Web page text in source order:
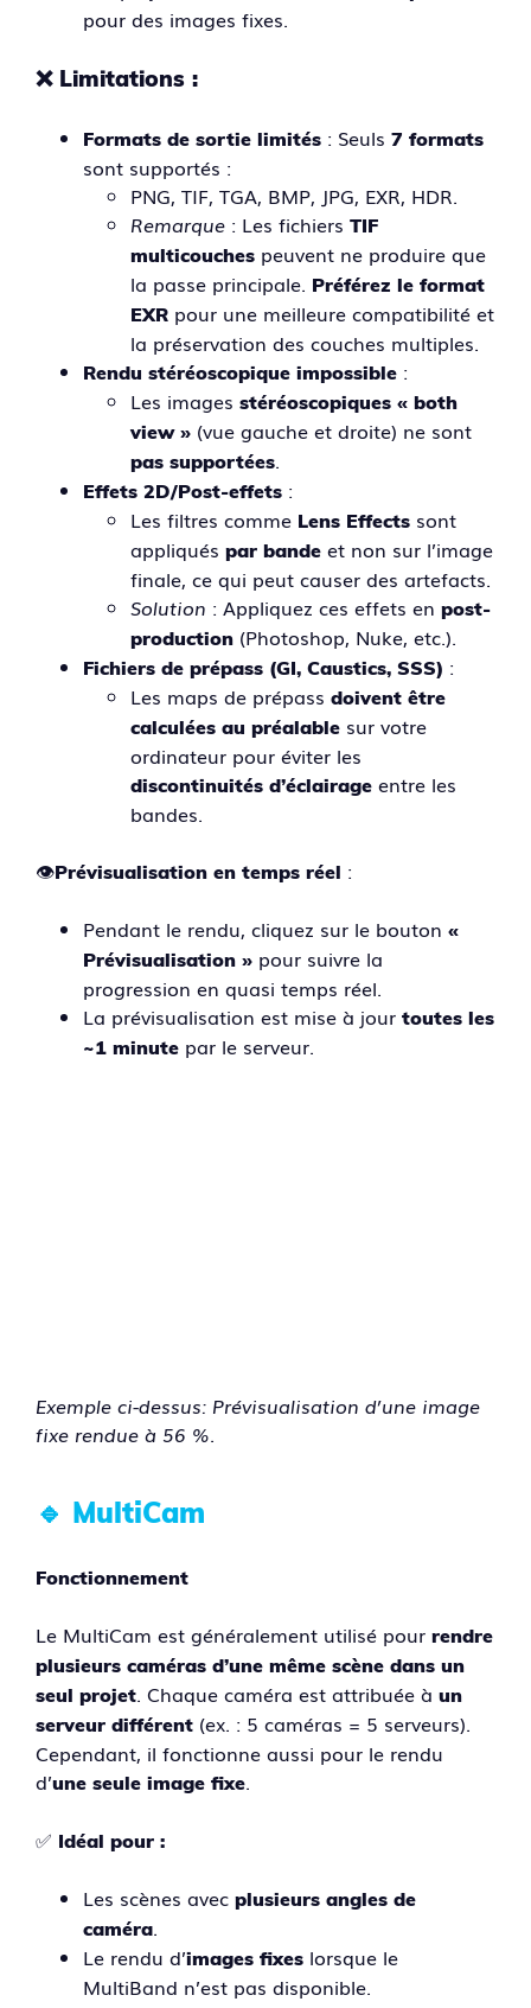
pour des images fixes.
❌ Limitations :
Formats de sortie limités : Seuls 7 formats
sont supportés :
PNG, TIF, TGA, BMP, JPG, EXR, HDR.
Remarque : Les fichiers TIF
multicouches peuvent ne produire que
la passe principale. Préférez le format
EXR pour une meilleure compatibilité et
la préservation des couches multiples.
Rendu stéréoscopique impossible :
Les images stéréoscopiques « both
view » (vue gauche et droite) ne sont
pas supportées.
Effets 2D/Post-effets :
Les filtres comme Lens Effects sont
appliqués par bande et non sur l’image
finale, ce qui peut causer des artefacts.
Solution : Appliquez ces effets en post-
production (Photoshop, Nuke, etc.).
Fichiers de prépass (GI, Caustics, SSS) :
Les maps de prépass doivent être
calculées au préalable sur votre
ordinateur pour éviter les
discontinuités d’éclairage entre les
bandes.
👁️Prévisualisation en temps réel :
Pendant le rendu, cliquez sur le bouton «
Prévisualisation » pour suivre la
progression en quasi temps réel.
La prévisualisation est mise à jour toutes les
~1 minute par le serveur.
Exemple ci-dessus: Prévisualisation d’une image
fixe rendue à 56 %.
🔹 MultiCam
Fonctionnement
Le MultiCam est généralement utilisé pour rendre
plusieurs caméras d’une même scène dans un
seul projet. Chaque caméra est attribuée à un
serveur différent (ex. : 5 caméras = 5 serveurs).
Cependant, il fonctionne aussi pour le rendu
d’une seule image fixe.
✅ Idéal pour :
Les scènes avec plusieurs angles de
caméra.
Le rendu d’images fixes lorsque le
MultiBand n’est pas disponible.